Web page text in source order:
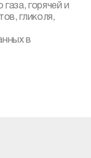
горячей и
гликоля,
в